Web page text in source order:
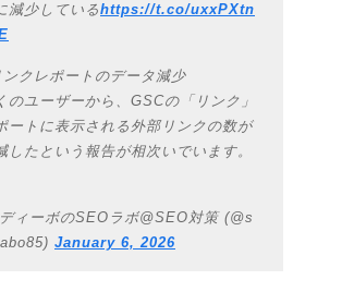
減少しているhttps://t.co/uxxPXtn
クレポートのデータ減少
のユーザーから、GSCの「リンク」
ートに表示される外部リンクの数が
したという報告が相次いでいます。
ィーボのSEOラボ@SEO対策 (@s
January 6, 2026